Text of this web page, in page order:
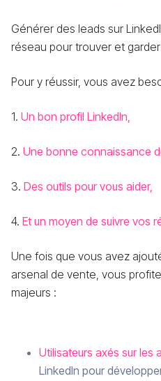
Générer des leads sur
réseau pour trouver et
Pour y réussir, vous avez
1. Un bon profil LinkedIn,
2. Une bonne connaissance
3. Des outils pour vous aider,
4. Et un moyen de suivre vos
Une fois que vous avez
arsenal de vente, vous
majeurs :
Utilisateurs axés sur les
LinkedIn pour